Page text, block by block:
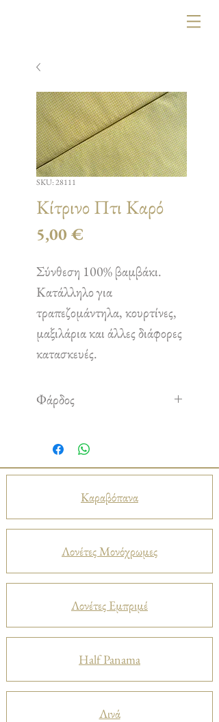
SKU: 28111
Κίτρινο Πτι Καρό
5,00 €
Σύνθεση 100% βαμβάκι.
Κατάλληλο για
τραπεζομάντηλα, κουρτίνες,
μαξιλάρια και άλλες διάφορες
κατασκευές.
Φάρδος
Καραβόπανα
Λονέτες Μονόχρωμες
Λονέτες Εμπριμέ
Half Panama
Λινά